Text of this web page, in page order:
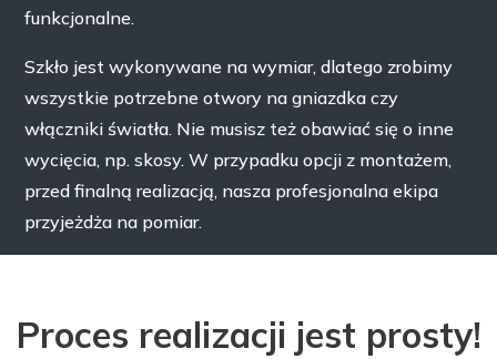
funkcjonalne.
Szkło jest wykonywane na wymiar, dlatego zrobimy
wszystkie potrzebne otwory na gniazdka czy
włączniki światła. Nie musisz też obawiać się o inne
wycięcia, np. skosy. W przypadku opcji z montażem,
przed finalną realizacją, nasza profesjonalna ekipa
przyjeżdża na pomiar.
Proces realizacji jest prosty!